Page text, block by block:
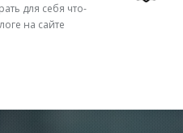
для себя что-
на сайте